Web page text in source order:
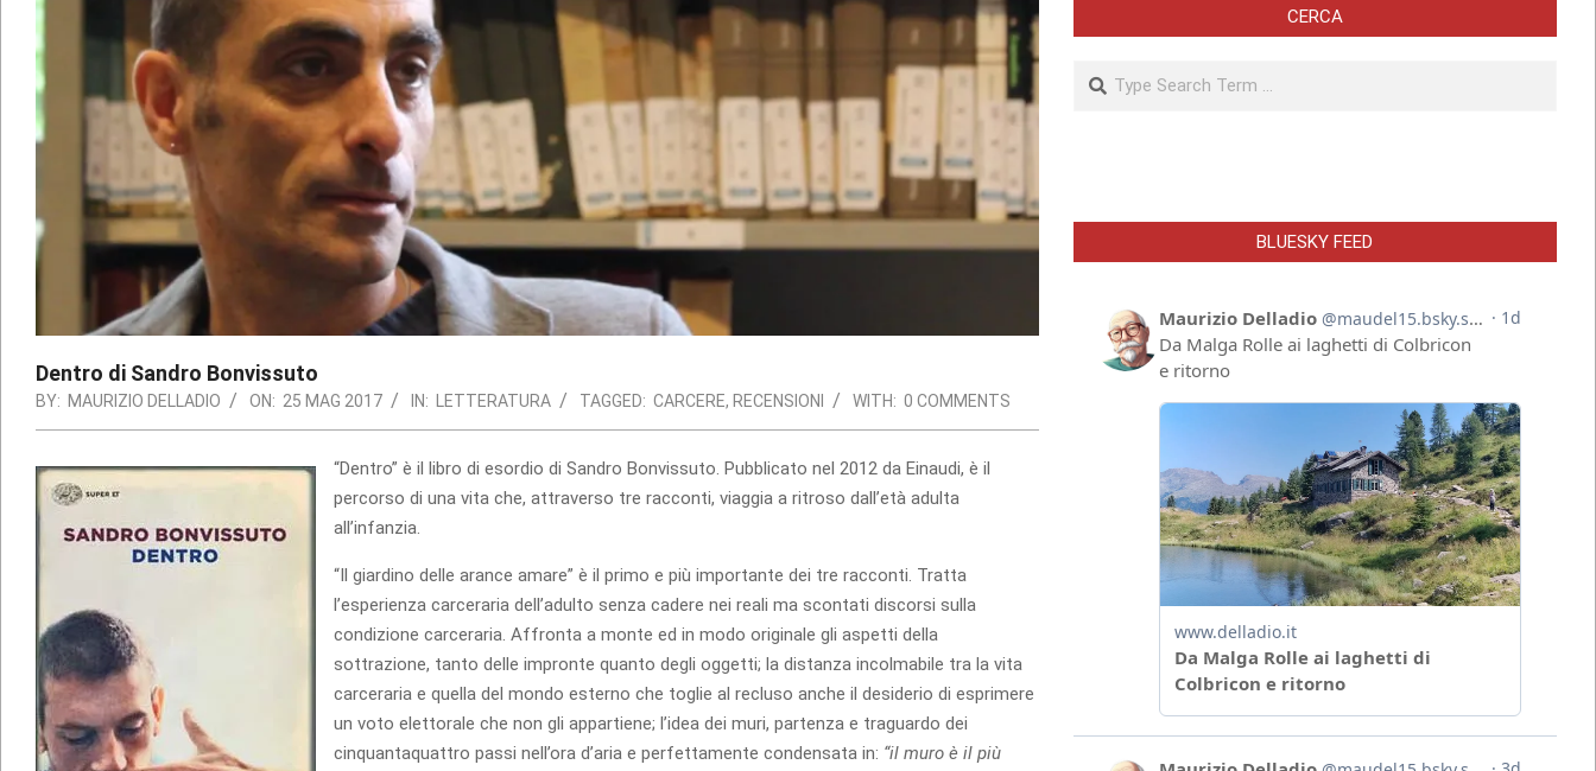
Dentro di Sandro Bonvissuto
BY: MAURIZIO DELLADIO ON: 25 MAG 2017 IN: LETTERATURA TAGGED: CARCERE, RECENSIONI WITH: 0 COMMENTS
“Dentro” è il libro di esordio di Sandro Bonvissuto. Pubblicato nel 2012 da Einaudi, è il
percorso di una vita che, attraverso tre racconti, viaggia a ritroso dall’età adulta
all’infanzia.
“Il giardino delle arance amare” è il primo e più importante dei tre racconti. Tratta
l’esperienza carceraria dell’adulto senza cadere nei reali ma scontati discorsi sulla
condizione carceraria. Affronta a monte ed in modo originale gli aspetti della
sottrazione, tanto delle impronte quanto degli oggetti; la distanza incolmabile tra la vita
carceraria e quella del mondo esterno che toglie al recluso anche il desiderio di esprimere
un voto elettorale che non gli appartiene; l’idea dei muri, partenza e traguardo dei
cinquantaquattro passi nell’ora d’aria e perfettamente condensata in: “il muro è il più
CERCA
Search
BLUESKY FEED